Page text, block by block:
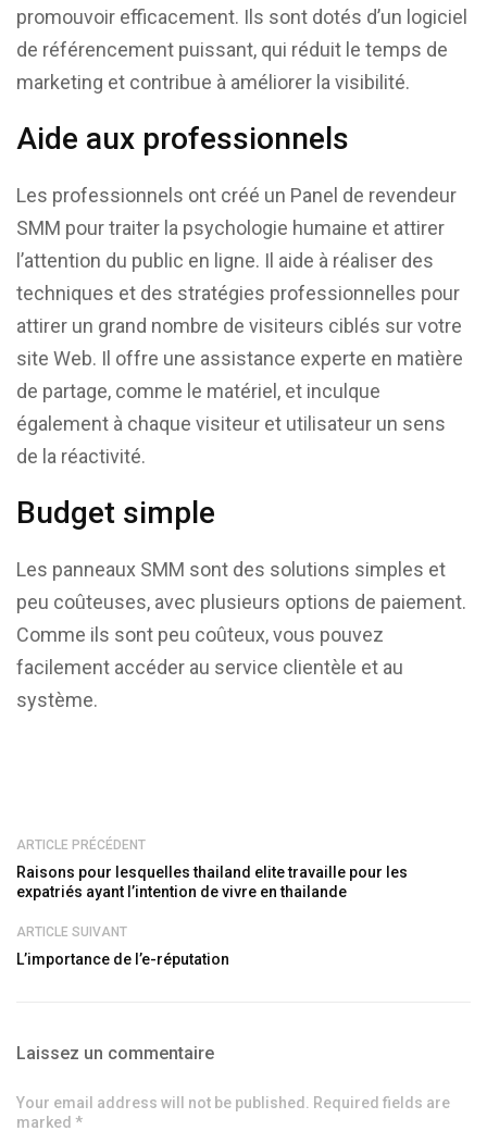
promouvoir efficacement. Ils sont dotés d’un logiciel
de référencement puissant, qui réduit le temps de
marketing et contribue à améliorer la visibilité.
Aide aux professionnels
Les professionnels ont créé un Panel de revendeur
SMM pour traiter la psychologie humaine et attirer
l’attention du public en ligne. Il aide à réaliser des
techniques et des stratégies professionnelles pour
attirer un grand nombre de visiteurs ciblés sur votre
site Web. Il offre une assistance experte en matière
de partage, comme le matériel, et inculque
également à chaque visiteur et utilisateur un sens
de la réactivité.
Budget simple
Les panneaux SMM sont des solutions simples et
peu coûteuses, avec plusieurs options de paiement.
Comme ils sont peu coûteux, vous pouvez
facilement accéder au service clientèle et au
système.
ARTICLE PRÉCÉDENT
Raisons pour lesquelles thailand elite travaille pour les
expatriés ayant l’intention de vivre en thailande
ARTICLE SUIVANT
L’importance de l’e-réputation
Laissez un commentaire
Your email address will not be published. Required fields are
marked *